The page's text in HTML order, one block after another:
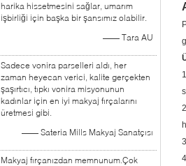
harika hissetmesini sağlar, umarım
işbirliği için başka bir şansımız olabilir.
—— Tara AU
Sadece vonira parselleri aldı, her
zaman heyecan verici, kalite gerçekten
şaşırtıcı, tıpkı vonira misyonunun
kadınlar için en iyi makyaj fırçalarını
üretmesi gibi.
—— Sateria Mills Makyaj Sanatçısı
Makyaj fırçanızdan memnunum.Çok